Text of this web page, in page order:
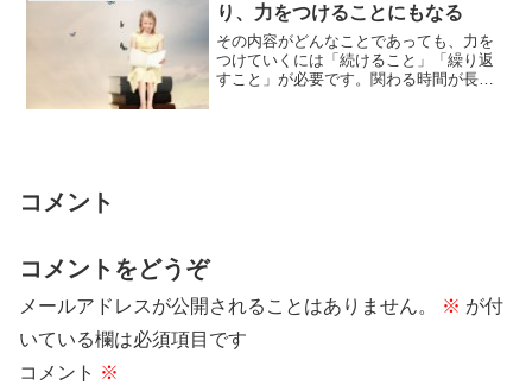
り、力をつけることにもなる
その内容がどんなことであっても、力を
つけていくには「続けること」「繰り返
すこと」が必要です。関わる時間が長く
コメント
コメントをどうぞ
メールアドレスが公開されることはありません。 ※ が付
いている欄は必須項目です
コメント ※